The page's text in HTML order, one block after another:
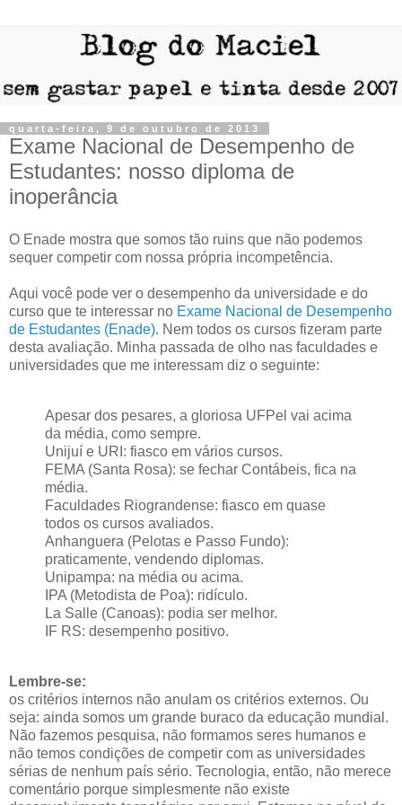
quarta-feira, 9 de outubro de 2013
Exame Nacional de Desempenho de
Estudantes: nosso diploma de
inoperância
O Enade mostra que somos tão ruins que não podemos
sequer competir com nossa própria incompetência.
Aqui você pode ver o desempenho da universidade e do
curso que te interessar no Exame Nacional de Desempenho
de Estudantes (Enade). Nem todos os cursos fizeram parte
desta avaliação. Minha passada de olho nas faculdades e
universidades que me interessam diz o seguinte:
Apesar dos pesares, a gloriosa UFPel vai acima
da média, como sempre.
Unijuí e URI: fiasco em vários cursos.
FEMA (Santa Rosa): se fechar Contábeis, fica na
média.
Faculdades Riograndense: fiasco em quase
todos os cursos avaliados.
Anhanguera (Pelotas e Passo Fundo):
praticamente, vendendo diplomas.
Unipampa: na média ou acima.
IPA (Metodista de Poa): ridículo.
La Salle (Canoas): podia ser melhor.
IF RS: desempenho positivo.
Lembre-se:
os critérios internos não anulam os critérios externos. Ou
seja: ainda somos um grande buraco da educação mundial.
Não fazemos pesquisa, não formamos seres humanos e
não temos condições de competir com as universidades
sérias de nenhum país sério. Tecnologia, então, não merece
comentário porque simplesmente não existe